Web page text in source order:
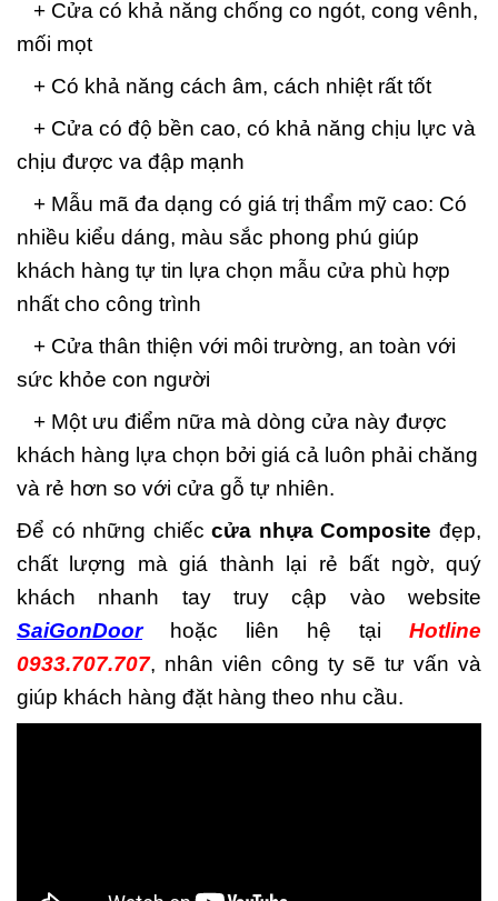
+ Cửa có khả năng chống co ngót, cong vênh,
mối mọt
+ Có khả năng cách âm, cách nhiệt rất tốt
+ Cửa có độ bền cao, có khả năng chịu lực và
chịu được va đập mạnh
+ Mẫu mã đa dạng có giá trị thẩm mỹ cao: Có
nhiều kiểu dáng, màu sắc phong phú giúp
khách hàng tự tin lựa chọn mẫu cửa phù hợp
nhất cho công trình
+ Cửa thân thiện với môi trường, an toàn với
sức khỏe con người
+ Một ưu điểm nữa mà dòng cửa này được
khách hàng lựa chọn bởi giá cả luôn phải chăng
và rẻ hơn so với cửa gỗ tự nhiên.
Để có những chiếccửa nhựa Composite đẹp,
chất lượng mà giá thành lại rẻ bất ngờ, quý
khách nhanh tay truy cập vào website
SaiGonDoorhoặc liên hệ tại Hotline
0933.707.707, nhân viên công ty sẽ tư vấn và
giúp khách hàng đặt hàng theo nhu cầu.